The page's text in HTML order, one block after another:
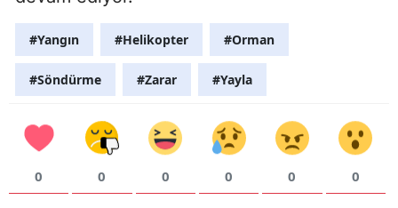
#Yangın #Helikopter #Orman
#Söndürme #Zarar #Yayla
0 0 0 0 0 0